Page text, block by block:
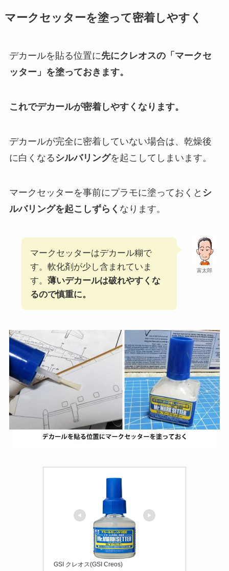
マークセッターを塗って密着しやすく
デカールを貼る位置に先にクレオスの「マークセ
ッター」を塗っておきます。
これでデカールが密着しやすくなります。
デカールが完全に密着していない場合は、乾燥後
に白くなる シルバリングを起こしてしまいます。
マークセッターを事前にプラモに塗っておくと シ
ルバリングを起こしずらく なります。
富太郎
マークセッターはデカール糊で
す。軟化剤が少し含まれていま
す。 薄いデカールは破れやすくな
るので慎重に。
GSI クレオス(GSI Creos)